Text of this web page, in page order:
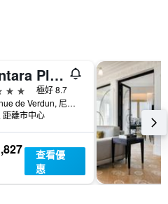
Anantara Plaza Nice Hotel
極好 8.7
12 Avenue de Verdun, 尼斯, 法國
距離市中心
查看優
惠